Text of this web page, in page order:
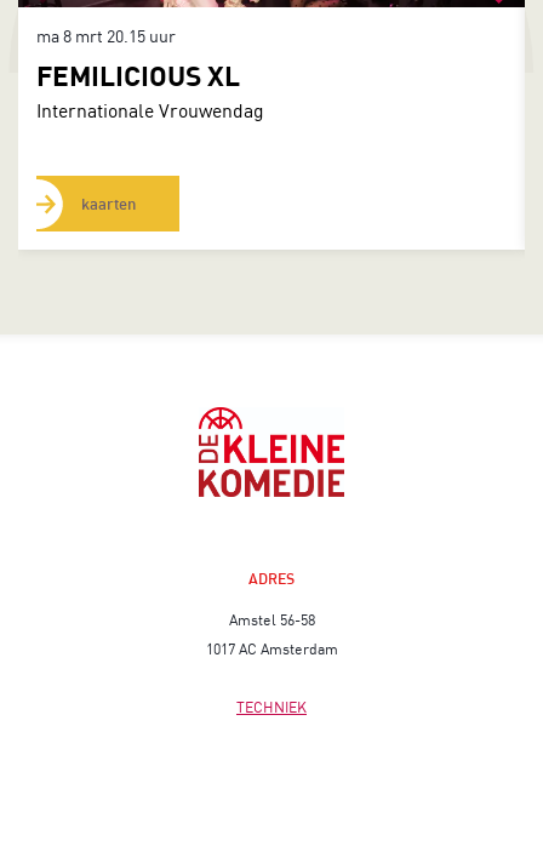
FEMILICIOUS XL
Internationale Vrouwendag
ma 8 mrt 20.15 uur
kaarten
ADRES
Amstel 56-58
1017 AC Amsterdam
TECHNIEK